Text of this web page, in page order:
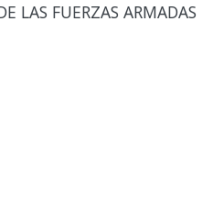
LAS FUERZAS ARMADAS